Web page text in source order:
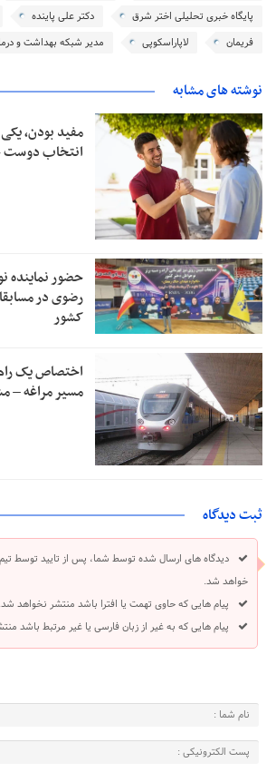
پایگاه خبری تحلیلی اختر شرق
دکتر علی پاینده
فریمان
لاپاراسکوپی مدیر شبکه بهداشت و
نوشته های مشابه
مفید بودن،
انتخاب
حضور نماینده
رضوی در
کشور
اختصاص یک
مسیر مراغه –
ثبت دیدگاه
دیدگاه های ارسال شده توسط شما، پس از تایید توسط
خواهد شد.
پیام هایی که حاوی تهمت یا افترا باشد منتشر نخواهد شد.
پیام هایی که به غیر از زبان فارسی یا غیر مرتبط باشد